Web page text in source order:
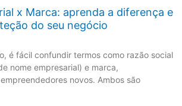
x Marca: aprenda a diferença e
do seu negócio
é fácil confundir termos como razão social
nome empresarial) e marca,
novos. Ambos são